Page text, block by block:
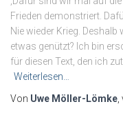
Frieden demonstriert.
Nie wieder Krieg.
etwas genützt? Ich bin
für diesen Text, den ich
Weiterlesen…
Von Uwe Möller-Lömke,